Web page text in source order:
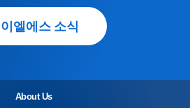
엘에스 소식
About Us